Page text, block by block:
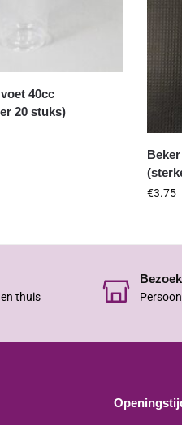
40cc
20 stuks)
€3.75
thuis